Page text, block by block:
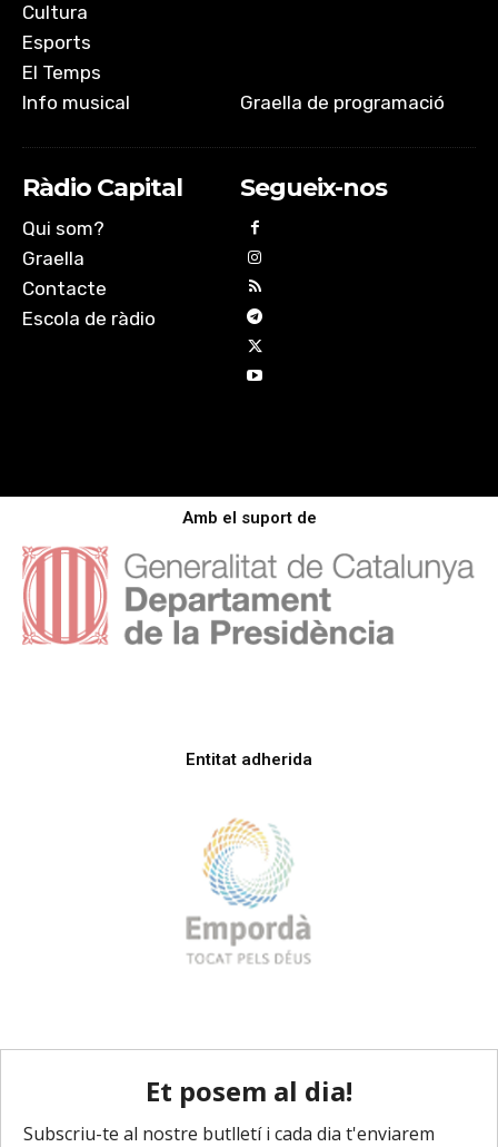
Cultura
Esports
El Temps
Info musical
Graella de programació
Ràdio Capital
Qui som?
Graella
Contacte
Escola de ràdio
Segueix-nos
Amb el suport de
Entitat adherida